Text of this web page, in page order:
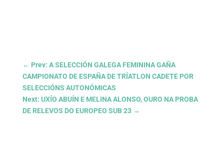
← Prev: A SELECCIÓN GALEGA FEMININA GAÑA
CAMPIONATO DE ESPAÑA DE TRÍATLON CADETE POR
SELECCIÓNS AUTONÓMICAS
Next: UXÍO ABUÍN E MELINA ALONSO, OURO NA PROBA
DE RELEVOS DO EUROPEO SUB 23→